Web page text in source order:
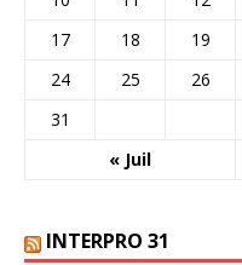
17
18 19
24
25 26
31
« Juil
INTERPRO 31